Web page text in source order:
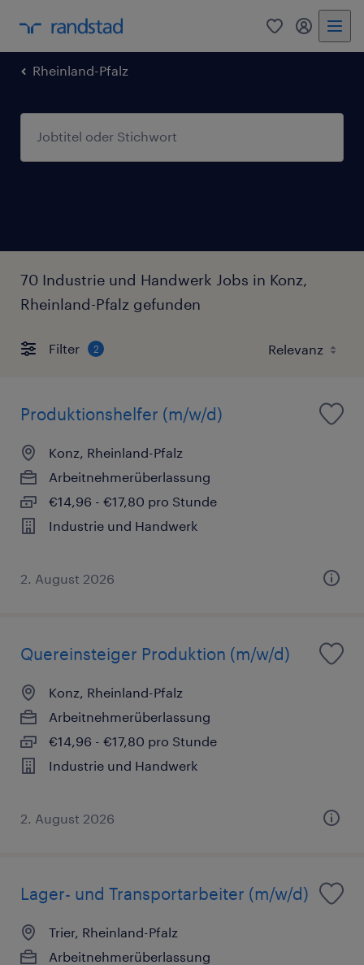
0 Mein
Rheinland-Pfalz
70 Industrie und Handwerk Jobs in Konz,
Rheinland-Pfalz gefunden
Filter 2
Produktionshelfer (m/w/d)
Konz, Rheinland-Pfalz
Arbeitnehmerüberlassung
€14,96 - €17,80 pro Stunde
Industrie und Handwerk
2. August 2026
Quereinsteiger Produktion (m/w/d)
Konz, Rheinland-Pfalz
Arbeitnehmerüberlassung
€14,96 - €17,80 pro Stunde
Industrie und Handwerk
2. August 2026
Lager- und Transportarbeiter (m/w/d)
Trier, Rheinland-Pfalz
Arbeitnehmerüberlassung